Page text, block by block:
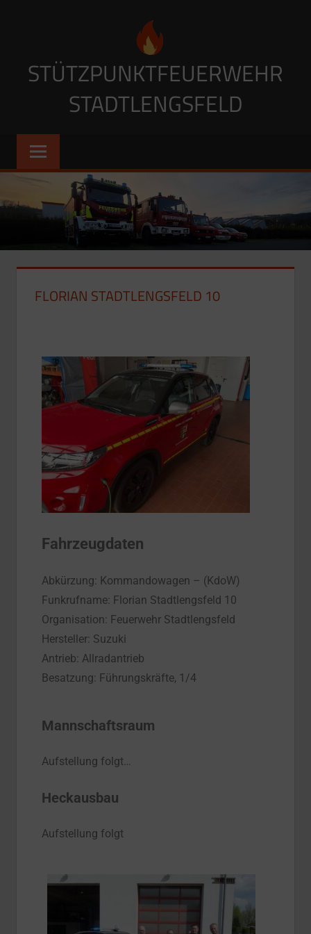
STÜTZPUNKTFEUERWEHR
STADTLENGSFELD
FLORIAN STADTLENGSFELD 10
Fahrzeugdaten
Abkürzung: Kommandowagen – (KdoW)
Funkrufname: Florian Stadtlengsfeld 10
Organisation: Feuerwehr Stadtlengsfeld
Hersteller: Suzuki
Antrieb: Allradantrieb
Besatzung: Führungskräfte, 1/4
Mannschaftsraum
Aufstellung folgt…
Heckausbau
Aufstellung folgt